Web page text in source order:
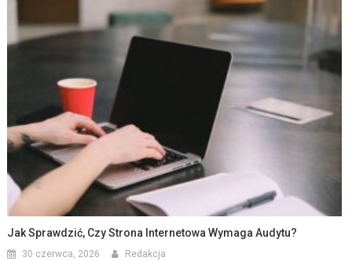
Jak Sprawdzić, Czy Strona Internetowa Wymaga Audytu?
30 czerwca, 2026 Redakcja